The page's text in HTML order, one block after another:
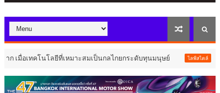
อเทคโนโลยีที่เหมาะสมเป็นกลไกยกระดับทุนมนุษย์ ไลฟ์สไตล์ "ล่าม" ภ